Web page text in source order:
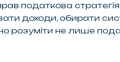
податкова
доходи, обирати
розуміти не лише